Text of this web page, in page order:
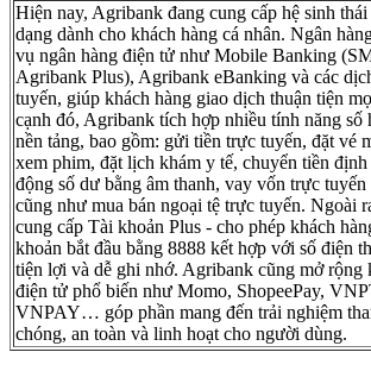
Hiện nay, Agribank đang cung cấp hệ sinh thái
dạng dành cho khách hàng cá nhân. Ngân
vụ ngân hàng điện tử như Mobile Banking
Agribank Plus), Agribank eBanking và các
tuyến, giúp khách hàng giao dịch thuận tiện
cạnh đó, Agribank tích hợp nhiều tính năng số
nền tảng, bao gồm: gửi tiền trực tuyến, đặt vé
xem phim, đặt lịch khám y tế, chuyển tiền
động số dư bằng âm thanh, vay vốn trực
cũng như mua bán ngoại tệ trực tuyến. Ngoài
cung cấp Tài khoản Plus - cho phép khách
khoản bắt đầu bằng 8888 kết hợp với số điện
tiện lợi và dễ ghi nhớ. Agribank cũng mở rộng
điện tử phổ biến như Momo, ShopeePay,
VNPAY… góp phần mang đến trải nghiệm
chóng, an toàn và linh hoạt cho người dùng.